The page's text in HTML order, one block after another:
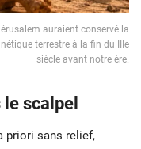
auraient conservé la
terrestre à la fin du IIIe
siècle avant notre ère.
scalpel
priori sans relief,